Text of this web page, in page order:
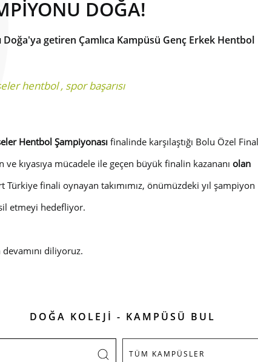
DOĞA!
getiren Çamlıca Kampüsü Genç Erkek Hentbol
hentbol, spor başarısı
Hentbol Şampiyonası finalinde karşılaştığı Bolu Özel
kıyasıya mücadele ile geçen büyük finalin kazananı olan
Türkiye finali oynayan takımımız, önümüzdeki yıl şampiyon
etmeyi hedefliyor.
diliyoruz.
DOĞA KOLEJİ - KAMPÜSÜ BUL